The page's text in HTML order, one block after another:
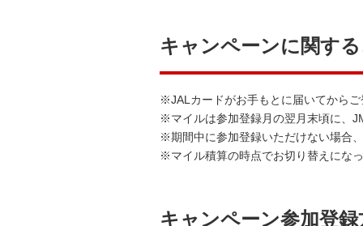
キャンペーンに関す
※JALカードがお手もとに届いてから
※マイルは参加登録月の翌月末頃に、
※期間中に参加登録いただけない場合
※マイル積算の時点でお切り替えにな
キャンペーン参加登